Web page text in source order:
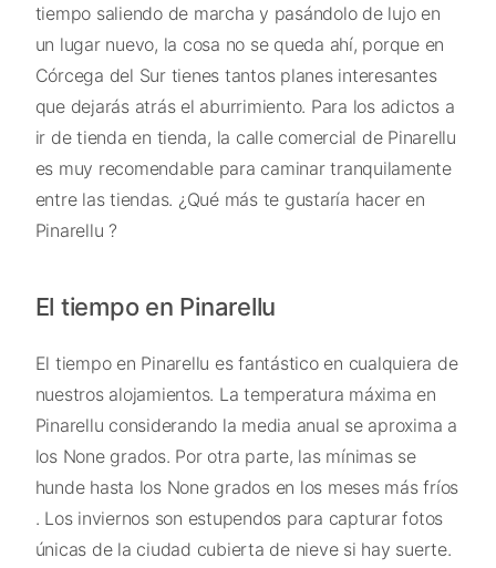
tiempo saliendo de marcha y pasándolo de lujo en
un lugar nuevo, la cosa no se queda ahí, porque en
Córcega del Sur tienes tantos planes interesantes
que dejarás atrás el aburrimiento. Para los adictos a
ir de tienda en tienda, la calle comercial de Pinarellu
es muy recomendable para caminar tranquilamente
entre las tiendas. ¿Qué más te gustaría hacer en
Pinarellu ?
El tiempo en Pinarellu
El tiempo en Pinarellu es fantástico en cualquiera de
nuestros alojamientos. La temperatura máxima en
Pinarellu considerando la media anual se aproxima a
los None grados. Por otra parte, las mínimas se
hunde hasta los None grados en los meses más fríos
. Los inviernos son estupendos para capturar fotos
únicas de la ciudad cubierta de nieve si hay suerte.